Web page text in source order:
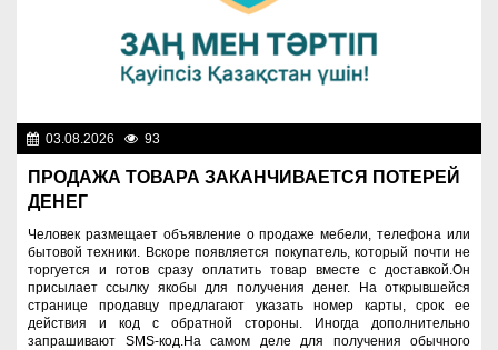
03.08.2026 93
ПРОДАЖА ТОВАРА ЗАКАНЧИВАЕТСЯ ПОТЕРЕЙ
ДЕНЕГ
Человек размещает объявление о продаже мебели, телефона или
бытовой техники. Вскоре появляется покупатель, который почти не
торгуется и готов сразу оплатить товар вместе с доставкой.Он
присылает ссылку якобы для получения денег. На открывшейся
странице продавцу предлагают указать номер карты, срок ее
действия и код с обратной стороны. Иногда дополнительно
запрашивают SMS-код.На самом деле для получения обычного